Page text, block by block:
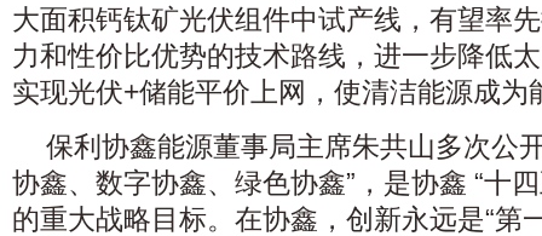
大面积钙钛矿光伏组件中试产线，有望率
力和性价比优势的技术路线，进一步降低
实现光伏+储能平价上网，使清洁能源成为
保利协鑫能源董事局主席朱共山多次公
协鑫、数字协鑫、绿色协鑫”，是协鑫 “十
的重大战略目标。在协鑫，创新永远是“第